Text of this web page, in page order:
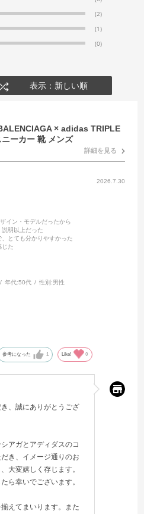
(2)
(1)
(0)
表示：新しい順
× adidas TRIPLE
ーカー 靴 メンズ
詳細を見る
2026.7.30
イン・モデルだったから
以上だった
ても分かりやすかった
た
年代:50代 性別:男性
参考になった 1 Like! 0
、誠にありがとうござ
アガとアディダスのコ
き、イメージ通りのお
大変嬉しく存じます。
ら幸いでございます。
えてまいります。また